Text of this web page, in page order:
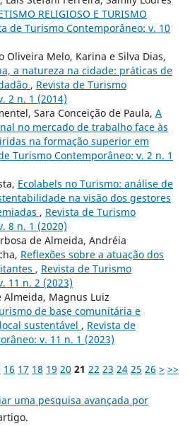
RELIGIOSO E TURISMO
de Turismo Contemporâneo: v. 10
Oliveira Melo, Karina e Silva Dias,
a natureza na cidade: práticas de
, Revista de Turismo
2 n. 1 (2014)
Sara Conceição de Paula, A
no mercado de trabalho face às
na formação superior em
Turismo Contemporâneo: v. 2 n. 1
Ecolabels no Turismo: análise de
na visão dos gestores
, Revista de Turismo
8 n. 1 (2020)
de Almeida, Andréia
Reflexões sobre a atuação dos
, Revista de Turismo
11 n. 2 (2023)
Almeida, Magnus Luiz
de base comunitária e
sustentável , Revista de
v. 11 n. 1 (2023)
16 17 18 19 20 21 22 23 24 25 26 > >>
uma pesquisa avançada por